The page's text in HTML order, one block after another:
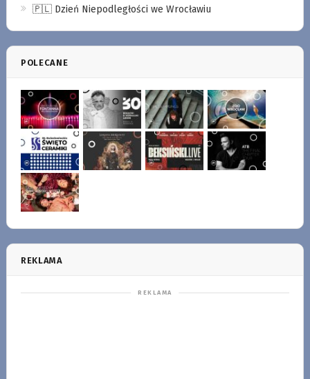
🇵🇱 Dzień Niepodległości we Wrocławiu
POLECANE
REKLAMA